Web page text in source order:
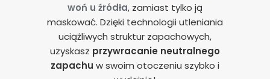
woń u źródła, zamiast tylko ją
maskować. Dzięki technologii utleniania
uciążliwych struktur zapachowych,
uzyskasz przywracanie neutralnego
zapachu w swoim otoczeniu szybko i